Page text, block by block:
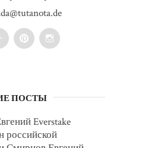
Google+PinterestInstagram
ПОСТЫ
Everstake
российской